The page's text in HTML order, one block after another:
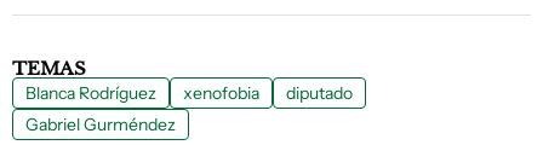
TEMAS
Blanca Rodríguez xenofobia
diputado
Gabriel Gurméndez